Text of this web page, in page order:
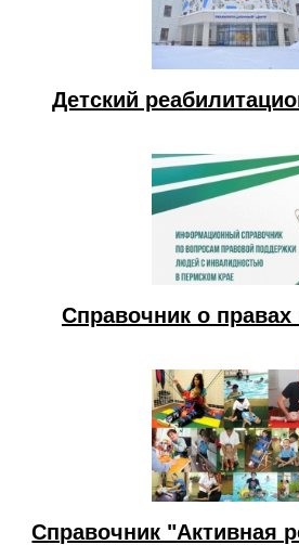
Детский
Справочник о
Справочник "Активная